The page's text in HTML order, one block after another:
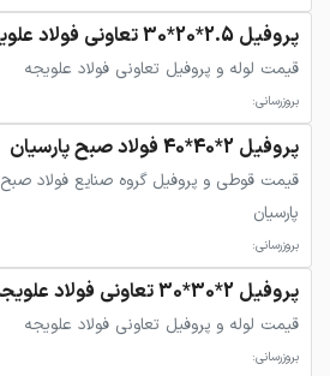
پروفیل 2.5*20*30 تعاونی فولاد علویجه
قیمت لوله و پروفیل تعاونی فولاد علویجه
بروزرسانی:
پروفیل 2*40*40 فولاد صبح پارسیان
قیمت قوطی و پروفیل گروه صنایع فولاد صبح
پارسیان
بروزرسانی:
پروفیل 2*30*30 تعاونی فولاد علویجه
قیمت لوله و پروفیل تعاونی فولاد علویجه
بروزرسانی: